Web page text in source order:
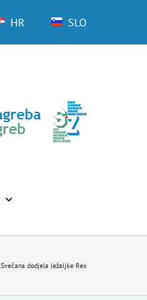
HR SLO
Svečana dodjela ležaljke Rex